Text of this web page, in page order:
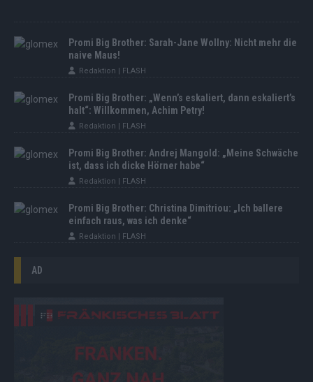
Promi Big Brother: Sarah-Jane Wollny: Nicht mehr die
naive Maus!
Redaktion | FLASH
Promi Big Brother: „Wenn’s eskaliert, dann eskaliert’s
halt“: Willkommen, Achim Petry!
Redaktion | FLASH
Promi Big Brother: Andrej Mangold: „Meine Schwäche
ist, dass ich dicke Hörner habe“
Redaktion | FLASH
Promi Big Brother: Christina Dimitriou: „Ich ballere
einfach raus, was ich denke“
Redaktion | FLASH
AD